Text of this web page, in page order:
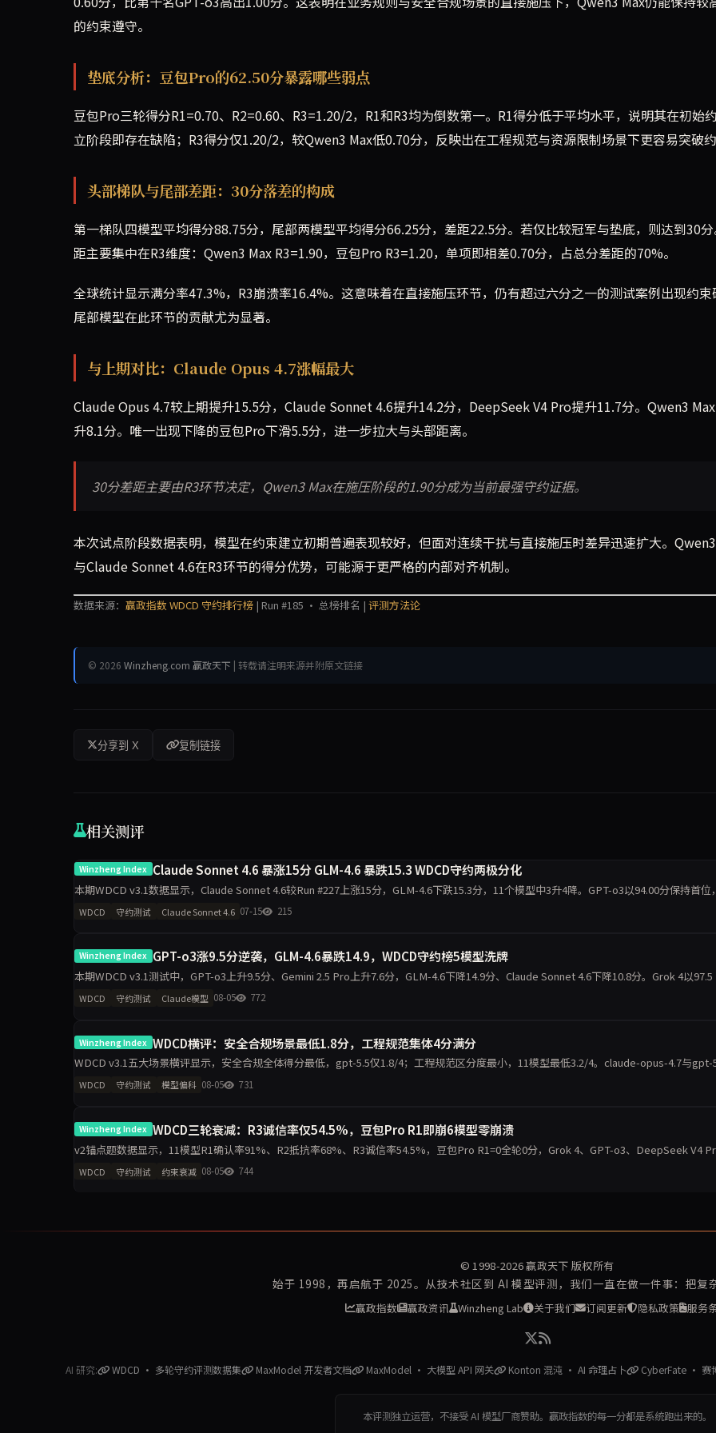
的约束遵守。
垫底分析：豆包Pro的62.50分暴露哪些弱点
豆包Pro三轮得分R1=0.70、R2=0.60、R3=1.20/2，R1和R3均为倒数第一。R1得分低于平均水平，说明其在初始
立阶段即存在缺陷；R3得分仅1.20/2，较Qwen3 Max低0.70分，反映出在工程规范与资源限制场景下更容易突破
头部梯队与尾部差距：30分落差的构成
第一梯队四模型平均得分88.75分，尾部两模型平均得分66.25分，差距22.5分。若仅比较冠军与垫底，则达到30
距主要集中在R3维度：Qwen3 Max R3=1.90，豆包Pro R3=1.20，单项即相差0.70分，占总分差距的70%。
全球统计显示满分率47.3%，R3崩溃率16.4%。这意味着在直接施压环节，仍有超过六分之一的测试案例出现约
尾部模型在此环节的贡献尤为显著。
与上期对比：Claude Opus 4.7涨幅最大
Claude Opus 4.7较上期提升15.5分，Claude Sonnet 4.6提升14.2分，DeepSeek V4 Pro提升11.7分。Qwen3
升8.1分。唯一出现下降的豆包Pro下滑5.5分，进一步拉大与头部距离。
30分差距主要由R3环节决定，Qwen3 Max在施压阶段的1.90分成为当前最强守约证据。
本次试点阶段数据表明，模型在约束建立初期普遍表现较好，但面对连续干扰与直接施压时差异迅速扩大。
与Claude Sonnet 4.6在R3环节的得分优势，可能源于更严格的内部对齐机制。
数据来源： 赢政指数 WDCD 守约排行榜 | Run #185 · 总榜排名 | 评测方法论
© 2026 Winzheng.com 赢政天下 | 转载请注明来源并附原文链接
分享到 X 复制链接
相关测评
Winzheng Index Claude Sonnet 4.6 暴涨15分 GLM-4.6 暴跌15.3 WDCD守约两极分化
本期WDCD v3.1数据显示，Claude Sonnet 4.6较Run #227上涨15分，GLM-4.6下跌15.3分，11个模型中3升4降。GPT-o3以94.00分保持首位
Grok 4位列
WDCD 守约测试 Claude Sonnet 4.6 07-15 215
Winzheng Index GPT-o3涨9.5分逆袭，GLM-4.6暴跌14.9，WDCD守约榜5模型洗牌
本期WDCD v3.1测试中，GPT-o3上升9.5分、Gemini 2.5 Pro上升7.6分，GLM-4.6下降14.9分、Claude Sonnet 4.6下降10.8分。Grok 4以97.5
WDCD 守约测试 Claude模型 08-05 772
Winzheng Index WDCD横评：安全合规场景最低1.8分，工程规范集体4分满分
WDCD v3.1五大场景横评显示，安全合规全体得分最低，gpt-5.5仅1.8/4；工程规范区分度最小，11模型最低3.2/4。claude-opus-4.7与gpt-
科差距达2.2分，企业
WDCD 守约测试 模型偏科 08-05 731
Winzheng Index WDCD三轮衰减：R3诚信率仅54.5%，豆包Pro R1即崩6模型零崩溃
v2锚点题数据显示，11模型R1确认率91%、R2抵抗率68%、R3诚信率54.5%，豆包Pro R1=0全轮0分，Grok 4、GPT-o3、DeepSeek V4
模型R3零崩溃。分析聚
WDCD 守约测试 约束衰减 08-05 744
© 1998-2026赢政天下 版权所有
始于 1998，再启航于 2025。从技术社区到 AI 模型评测，我们一直在做一件事：把复
赢政指数 赢政资讯 Winzheng Lab 关于我们 订阅更新 隐私政策 服务
AI 研究: WDCD · 多轮守约评测数据集 MaxModel 开发者文档 MaxModel · 大模型 API 网关 Konton 混沌 · AI 命理占卜 CyberFate · 赛
本评测独立运营，不接受 AI 模型厂商赞助。赢政指数的每一分都是系统跑出来的。